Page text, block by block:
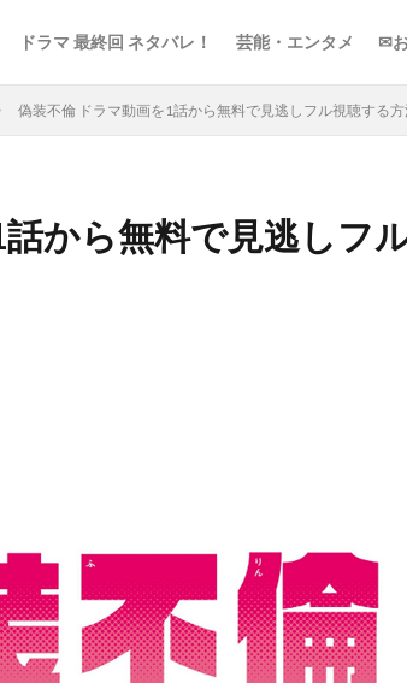
ドラマ 最終回 ネタバレ！ 芸能・エンタメ ✉
偽装不倫 ドラマ動画を1話から無料で見逃しフル視聴する方
から無料で見逃しフ